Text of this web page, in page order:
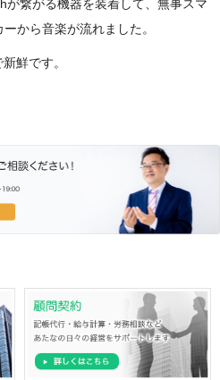
繋がる機器を装着して、無事スマ
から音楽が流れました。
鮮です。